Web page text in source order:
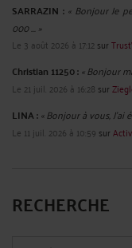
SARRAZIN : « Bonjour Je
000 ... »
Le 3 août 2026 à 17:12sur
Christian 11250 :« Bonjour
Le 21 juil. 2026 à 16:28 sur
LINA :« Bonjour à vous, J'ai
Le 11 juil. 2026 à 10:59 sur
RECHERCHE